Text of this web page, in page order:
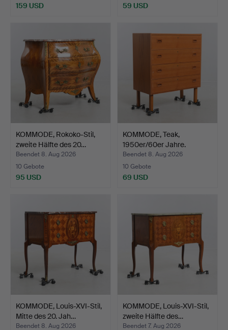
159 USD 59 USD
KOMMODE, Rokoko-Stil,
zweite Hälfte des 20…
Beendet 8. Aug 2026
10 Gebote
95 USD
KOMMODE, Teak,
1950er/60er Jahre.
Beendet 8. Aug 2026
10 Gebote
69 USD
KOMMODE, Louis-XVI-Stil,
Mitte des 20. Jah…
Beendet 8. Aug 2026
KOMMODE, Louis-XVI-Stil,
zweite Hälfte des…
Beendet 7. Aug 2026